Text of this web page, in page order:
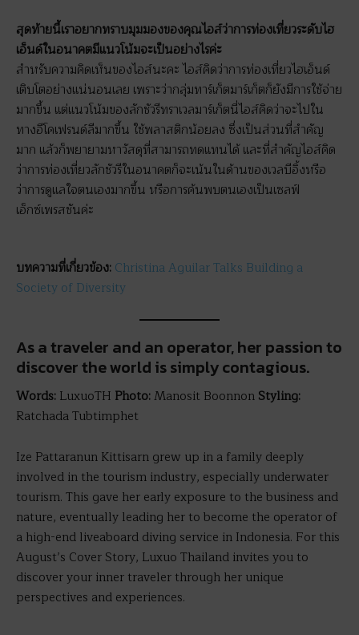
สุดท้ายนี้เราอยากทราบมุมมองของคุณไอส์ว่าการท่องเที่ยวระดับไฮ
เอ็นด์ในอนาคตมีแนวโน้มจะเป็นอย่างไรค่ะ
สำหรับความคิดเห็นของไอส์นะคะ ไอส์คิดว่าการท่องเที่ยวไฮเอ็นด์
เติบโตอย่างแน่นอนเลย เพราะว่ากลุ่มทาร์เก็ตมาร์เก็ตก็ยังมีการใช้จ่าย
มากขึ้น แต่แนวโน้มของลักชัวรีทราเวลมาร์เก็ตนี่ไอส์คิดว่าจะไปใน
ทางอีโคเฟรนด์ลีมากขึ้น ใช้พลาสติกน้อยลง ซึ่งเป็นส่วนที่สำคัญ
มาก แล้วก็พยายามหาวัสดุที่สามารถทดแทนได้ และที่สำคัญไอส์คิด
ว่าการท่องเที่ยวลักชัวรีในอนาคตก็จะเน้นในด้านของเวลบีอิ้งหรือ
ว่าการดูแลใจตนเองมากขึ้น หรือการค้นพบตนเองเป็นเซลฟ์
เอ็กซ์เพรสชันค่ะ
บทความที่เกี่ยวข้อง: Christina Aguilar Talks Building a
Society of Diversity
As a traveler and an operator, her passion to
discover the world is simply contagious.
Words: LuxuoTH Photo:Manosit Boonnon Styling:
Ratchada Tubtimphet
Ize Pattaranun Kittisarn grew up in a family deeply
involved in the tourism industry, especially underwater
tourism. This gave her early exposure to the business and
nature, eventually leading her to become the operator of
a high-end liveaboard diving service in Indonesia. For this
August’s Cover Story, Luxuo Thailand invites you to
discover your inner traveler through her unique
perspectives and experiences.